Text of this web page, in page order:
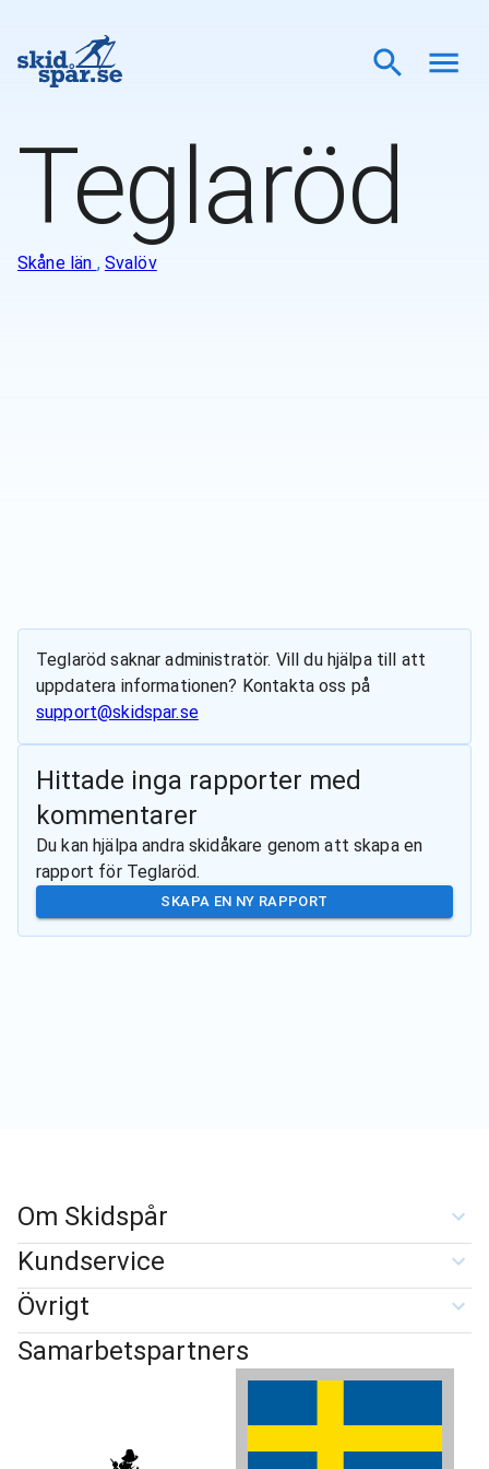
Teglaröd
Skåne län , Svalöv
Teglaröd saknar administratör. Vill du hjälpa till att
uppdatera informationen? Kontakta oss på
support@skidspar.se
Hittade inga rapporter med
kommentarer
Du kan hjälpa andra skidåkare genom att skapa en
rapport för Teglaröd.
SKAPA EN NY RAPPORT
Om Skidspår
Kundservice
Övrigt
Samarbetspartners